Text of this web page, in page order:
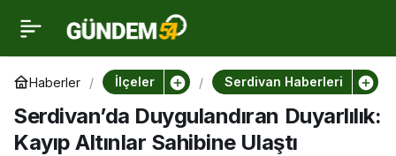
Haberler İlçeler Serdivan Haberleri
Serdivan’da Duygulandıran Duyarlılık:
Kayıp Altınlar Sahibine Ulaştı
Serdivan’da
Duygulandıran
Duyarlılık: Kayıp Altınlar